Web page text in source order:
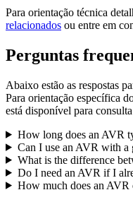
Para orientação técnica
relacionados ou entre em
Perguntas
Abaixo estão as respostas
Para orientação específica
está disponível para
How long does an AVR
Can I use an AVR with a
What is the difference
Do I need an AVR if I
How much does an AVR